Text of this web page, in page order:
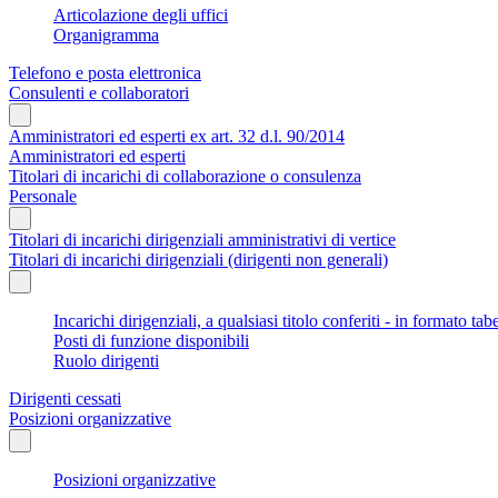
Articolazione degli uffici
Organigramma
Telefono e posta elettronica
Consulenti e collaboratori
Amministratori ed esperti ex art. 32 d.l. 90/2014
Amministratori ed esperti
Titolari di incarichi di collaborazione o consulenza
Personale
Titolari di incarichi dirigenziali amministrativi di vertice
Titolari di incarichi dirigenziali (dirigenti non generali)
Incarichi dirigenziali, a qualsiasi titolo conferiti - in formato
Posti di funzione disponibili
Ruolo dirigenti
Dirigenti cessati
Posizioni organizzative
Posizioni organizzative